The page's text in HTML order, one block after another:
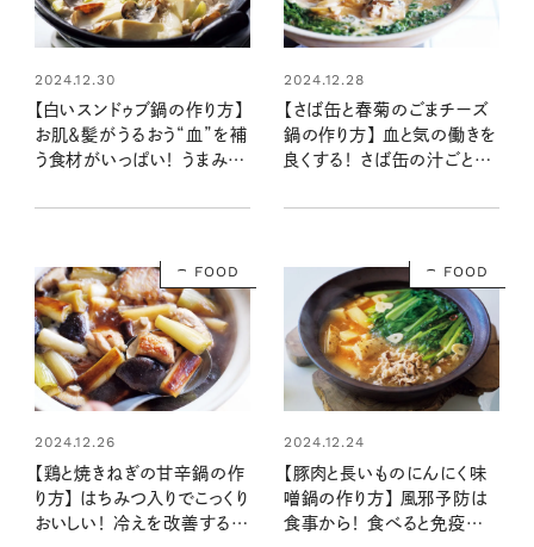
2024.12.30
【白いスンドゥブ鍋の作り方】
お肌＆髪がうるおう“血”を補
う食材がいっぱい！ うまみで
ピ・齋藤菜々子さん
2024.12.28
【さば缶と春菊のごまチーズ
鍋の作り方】 血と気の働きを
良くする！ さば缶の汁ごと入
ピ・齋藤菜々子さん
FOOD
2024.12.26
【鶏と焼きねぎの甘辛鍋の作
り方】 はちみつ入りでこっくり
おいしい！ 冷えを改善する鶏
FOOD
2024.12.24
【豚肉と長いものにんにく味
噌鍋の作り方】 風邪予防は
食事から！ 食べると免疫力